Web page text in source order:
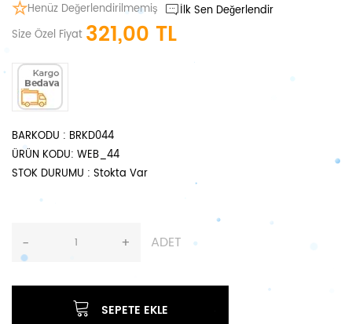
Henüz Değerlendirilmemiş
İlk Sen Değerlendir
Size Özel Fiyat 321,00 TL
BARKODU : BRKD044
ÜRÜN KODU: WEB_44
STOK DURUMU : Stokta Var
- + ADET
SEPETE EKLE